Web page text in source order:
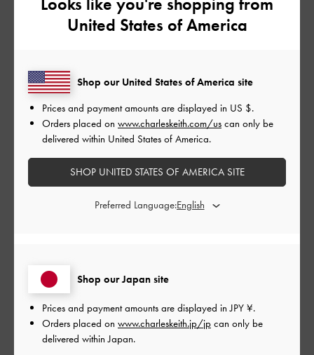
とても良かったです
不良品の交換わをちゃんと対応してくれました。
サイズ: 37/23.5cm |カラー: その他
デザイン
とてもよかった
もっと見る
United States of America
Shop our Japan site
Prices and payment amounts are displayed inJPY ¥.
Orders placed on www.charleskeith.jp/jp can only be
delivered within Japan.
Shop our United States of America site
Prices and payment amounts are displayed in US $.
Orders placed on www.charleskeith.com/us can only be
delivered within United States of America.
SHOP UNITED STATES OF AMERICA SITE
Preferred Language: